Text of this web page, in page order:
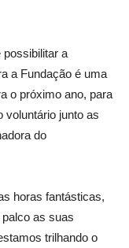
a
a Fundação é uma
o próximo ano, para
voluntário junto as
do
horas fantásticas,
as suas
trilhando o